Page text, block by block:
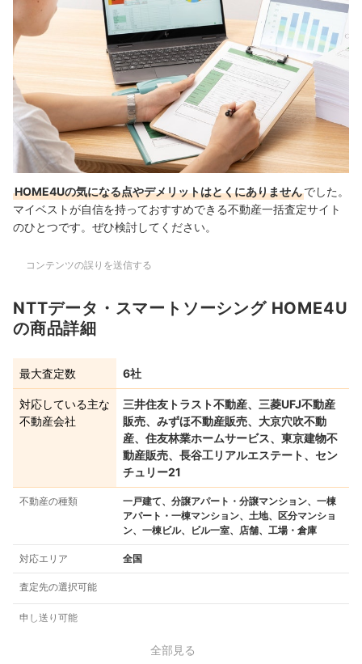
HOME4Uの気になる点やデメリットはとくにありませんでした。
マイベストが自信を持っておすすめできる不動産一括査定サイト
のひとつです。ぜひ検討してください。
コンテンツの誤りを送信する
NTTデータ・スマートソーシング HOME4U
の商品詳細
最大査定数 6社
対応している主な
不動産会社
三井住友トラスト不動産、三菱UFJ不動産
販売、みずほ不動産販売、大京穴吹不動
産、住友林業ホームサービス、東京建物不
動産販売、長谷工リアルエステート、セン
チュリー21
不動産の種類
一戸建て、分譲アパート・分譲マンション、一棟
アパート・一棟マンション、土地、区分マンショ
ン、一棟ビル、ビル一室、店舗、工場・倉庫
対応エリア 全国
査定先の選択可能
申し送り可能
全部見る